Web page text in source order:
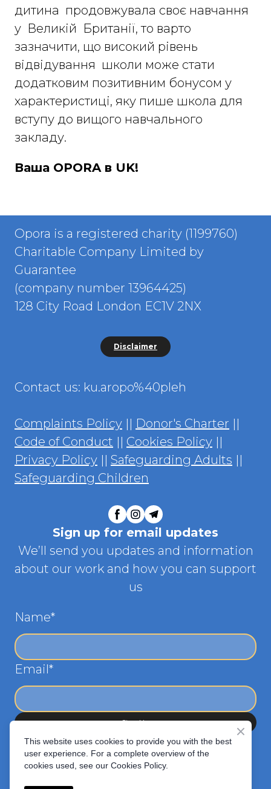
дитина продовжувала своє навчання
у Великій Британії, то варто
зазначити, що високий рівень
відвідування школи може стати
додатковим позитивним бонусом у
характеристиці, яку пише школа для
вступу до вищого навчального
закладу.
Ваша OPORA в UK!
Opora is a registered charity (1199760)
Charitable Company Limited by
Guarantee
(company number 13964425)
128 City Road London EC1V 2NX
Disclaimer
Contact us: ku.aropo%40pleh
Complaints Policy || Donor's Charter ||
Code of Conduct || Cookies Policy ||
Privacy Policy || Safeguarding Adults ||
Safeguarding Children
Sign up for email updates
We’ll send you updates and information
about our work and how you can support
us
Name*
Email*
Sign Up
This website uses cookies to provide you with the best
user experience. For a complete overview of the
cookies used, see our Cookies Policy.